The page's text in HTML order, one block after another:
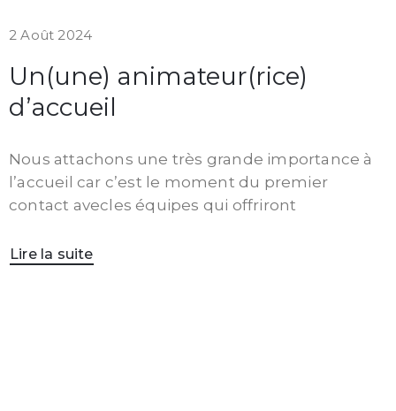
2 Août 2024
Un(une) animateur(rice)
d’accueil
Nous attachons une très grande importance à
l’accueil car c’est le moment du premier
contact avecles équipes qui offriront
Lire la suite